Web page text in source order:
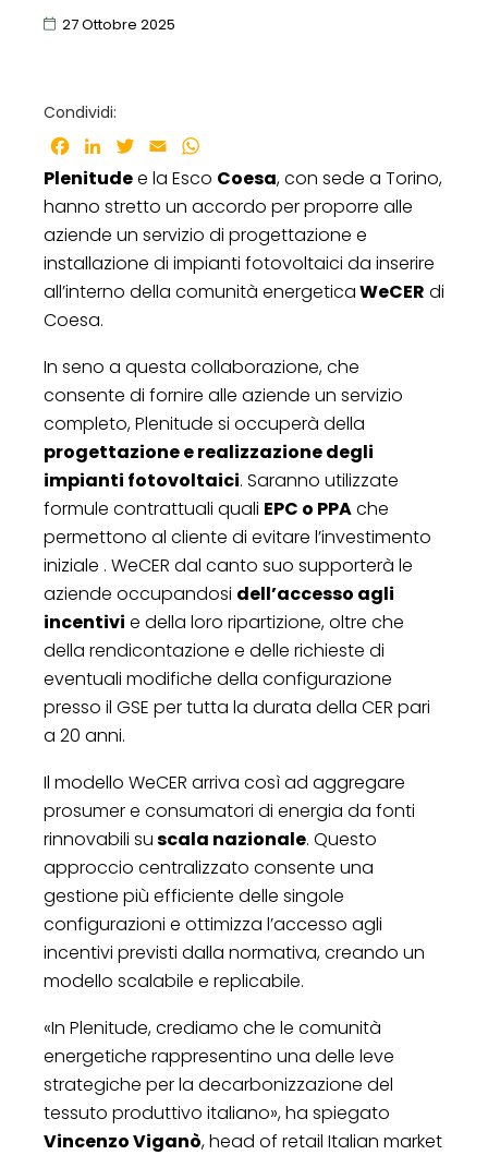
27 Ottobre 2025
Condividi:
Facebook
LinkedInTwitter
Email
Plenitudee la Esco Coesa, con sede a Torino,
hanno stretto un accordo per proporre alle
aziende un servizio di progettazione e
installazione di impianti fotovoltaici da inserire
all’interno della comunità energeticaWeCER di
Coesa.
In seno a questa collaborazione, che
consente di fornire alle aziende un servizio
completo, Plenitude si occuperà della
progettazione e realizzazione degli
impianti fotovoltaici. Saranno utilizzate
formule contrattuali quali EPC o PPAche
permettono al cliente di evitare l’investimento
iniziale . WeCER dal canto suo supporterà le
aziende occupandosi dell’accesso agli
incentivi e della loro ripartizione, oltre che
della rendicontazione e delle richieste di
eventuali modifiche della configurazione
presso il GSE per tutta la durata della CER pari
a 20 anni.
Il modello WeCER arriva così ad aggregare
prosumer e consumatori di energia da fonti
rinnovabili suscala nazionale. Questo
approccio centralizzato consente una
gestione più efficiente delle singole
configurazioni e ottimizza l’accesso agli
incentivi previsti dalla normativa, creando un
modello scalabile e replicabile.
«In Plenitude, crediamo che le comunità
energetiche rappresentino una delle leve
strategiche per la decarbonizzazione del
tessuto produttivo italiano», ha spiegato
Vincenzo Viganò, head of retail Italian market